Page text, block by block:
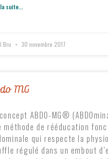
suite...
Bru 30 novembre 2017
MG
ABDO-MG®
méthode de rééducation
qui respecte la
régulé dans un embout